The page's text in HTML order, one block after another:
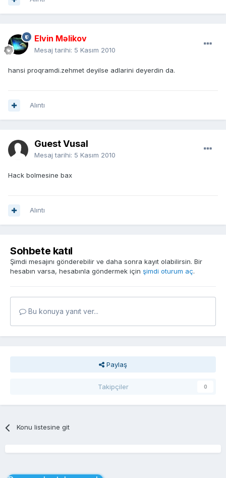
Elvin Məlikov
Mesaj tarihi: 5 Kasım 2010
hansi proqramdi.zehmet deyilse adlarini deyerdin da.
Alıntı
Guest Vusal
Mesaj tarihi: 5 Kasım 2010
Hack bolmesine bax
Alıntı
Sohbete katıl
Şimdi mesajını gönderebilir ve daha sonra kayıt olabilirsin. Bir
hesabın varsa, hesabınla göndermek için şimdi oturum aç.
Bu konuya yanıt ver...
Paylaş
Takipçiler 0
Konu listesine git